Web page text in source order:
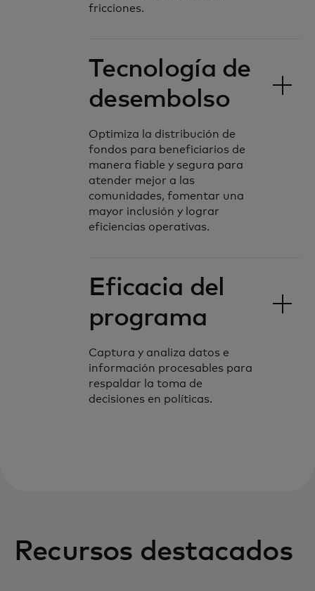
fricciones.
Tecnología de
desembolso
Optimiza la distribución de
fondos para beneficiarios de
manera fiable y segura para
atender mejor a las
comunidades, fomentar una
mayor inclusión y lograr
eficiencias operativas.
Eficacia del
programa
Captura y analiza datos e
información procesables para
respaldar la toma de
decisiones en políticas.
Recursos destacados